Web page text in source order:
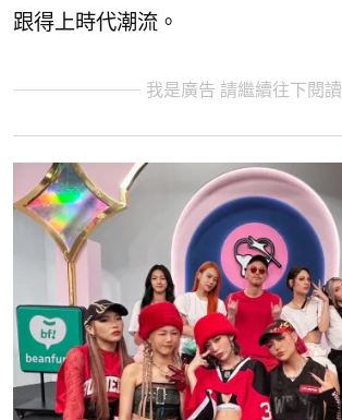
跟得上時代潮流。
我是廣告 請繼續往下閱讀